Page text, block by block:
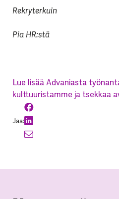
Rekryterkuin
Pia HR:stä
Lue lisää Advaniasta
kulttuuristamme ja tsekkaa
Jaa: